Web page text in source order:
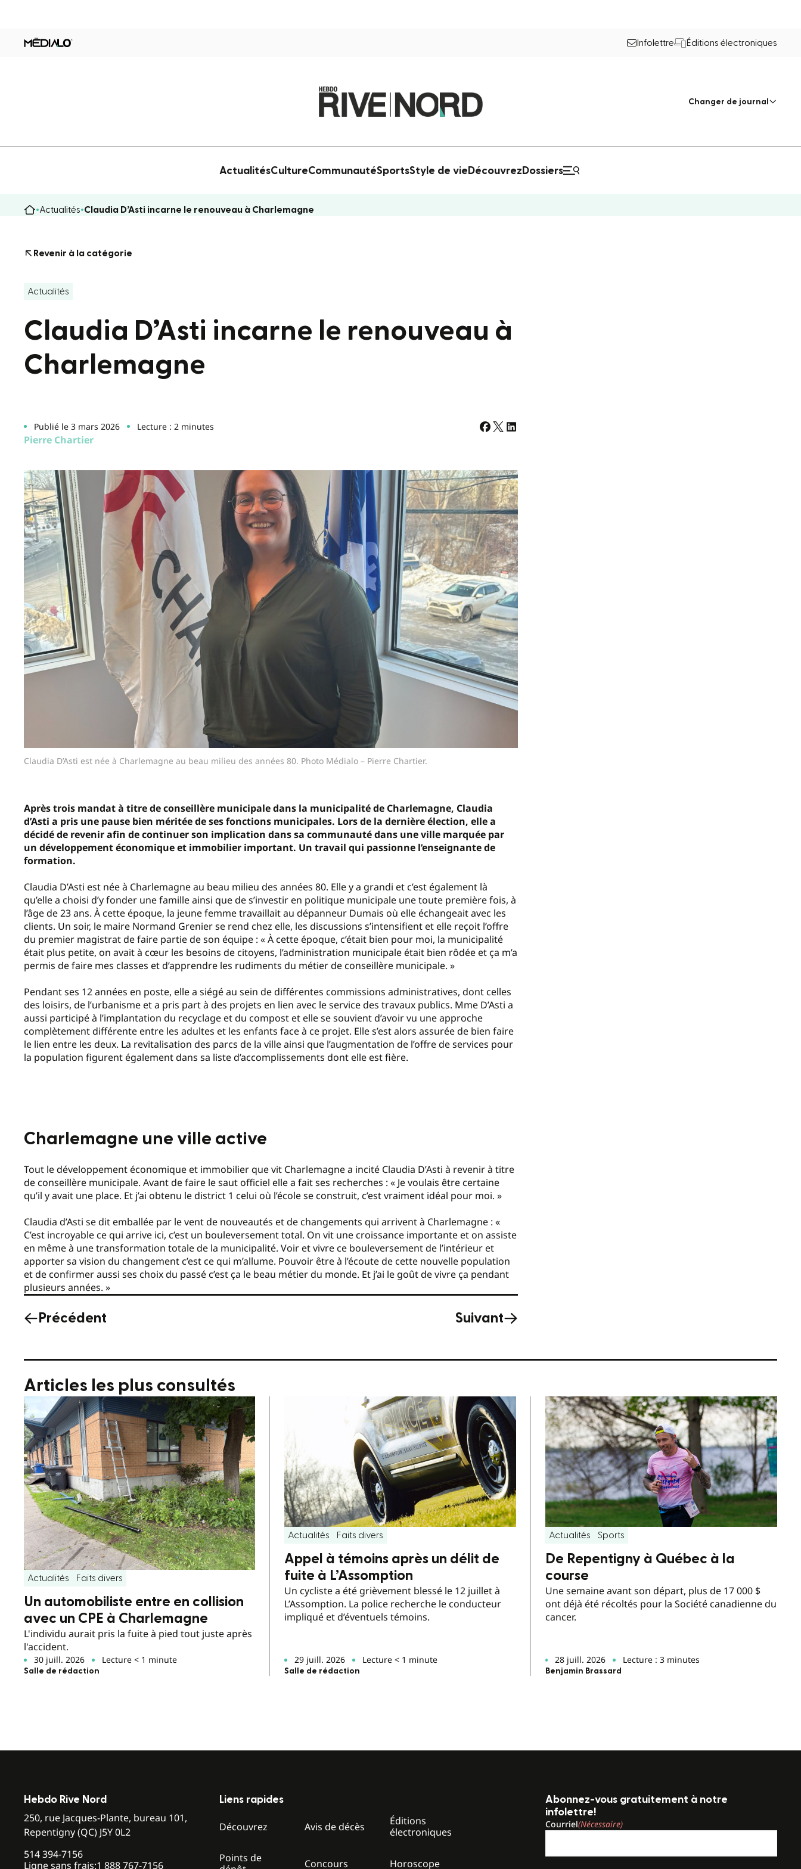
Infolettre Éditions électroniques
Changer de journal
ActualitésCultureCommunautéSportsStyle de vie Découvrez Dossiers
Actualités Claudia D’Asti incarne le renouveau à Charlemagne
Revenir à la catégorie
Actualités
Claudia D’Asti incarne le renouveau à
Charlemagne
Publié le 3 mars 2026 Lecture : 2 minutes
Pierre Chartier
Claudia D’Asti est née à Charlemagne au beau milieu des années 80. Photo Médialo – Pierre Chartier.
Après trois mandat à titre de conseillère municipale dans la municipalité de Charlemagne, Claudia
d’Asti a pris une pause bien méritée de ses fonctions municipales. Lors de la dernière élection, elle a
décidé de revenir afin de continuer son implication dans sa communauté dans une ville marquée par
un développement économique et immobilier important. Un travail qui passionne l’enseignante de
formation.
Claudia D’Asti est née à Charlemagne au beau milieu des années 80. Elle y a grandi et c’est également là
qu’elle a choisi d’y fonder une famille ainsi que de s’investir en politique municipale une toute première fois, à
l’âge de 23 ans. À cette époque, la jeune femme travaillait au dépanneur Dumais où elle échangeait avec les
clients. Un soir, le maire Normand Grenier se rend chez elle, les discussions s’intensifient et elle reçoit l’offre
du premier magistrat de faire partie de son équipe : « À cette époque, c’était bien pour moi, la municipalité
était plus petite, on avait à cœur les besoins de citoyens, l’administration municipale était bien rôdée et ça m’a
permis de faire mes classes et d’apprendre les rudiments du métier de conseillère municipale. »
Pendant ses 12 années en poste, elle a siégé au sein de différentes commissions administratives, dont celles
des loisirs, de l’urbanisme et a pris part à des projets en lien avec le service des travaux publics. Mme D’Asti a
aussi participé à l’implantation du recyclage et du compost et elle se souvient d’avoir vu une approche
complètement différente entre les adultes et les enfants face à ce projet. Elle s’est alors assurée de bien faire
le lien entre les deux. La revitalisation des parcs de la ville ainsi que l’augmentation de l’offre de services pour
la population figurent également dans sa liste d’accomplissements dont elle est fière.
Charlemagne une ville active
Tout le développement économique et immobilier que vit Charlemagne a incité Claudia D’Asti à revenir à titre
de conseillère municipale. Avant de faire le saut officiel elle a fait ses recherches : « Je voulais être certaine
qu’il y avait une place. Et j’ai obtenu le district 1 celui où l’école se construit, c’est vraiment idéal pour moi. »
Claudia d’Asti se dit emballée par le vent de nouveautés et de changements qui arrivent à Charlemagne : «
C’est incroyable ce qui arrive ici, c’est un bouleversement total. On vit une croissance importante et on assiste
en même à une transformation totale de la municipalité. Voir et vivre ce bouleversement de l’intérieur et
apporter sa vision du changement c’est ce qui m’allume. Pouvoir être à l’écoute de cette nouvelle population
et de confirmer aussi ses choix du passé c’est ça le beau métier du monde. Et j’ai le goût de vivre ça pendant
plusieurs années. »
Précédent Suivant
Articles les plus consultés
Actualités Faits divers
Un automobiliste entre en collision
avec un CPE à Charlemagne
L'individu aurait pris la fuite à pied tout juste après
l'accident.
30 juill. 2026 Lecture < 1 minute
Salle de rédaction
Actualités Faits divers
Appel à témoins après un délit de
fuite à L’Assomption
Un cycliste a été grièvement blessé le 12 juillet à
L’Assomption. La police recherche le conducteur
impliqué et d’éventuels témoins.
29 juill. 2026 Lecture < 1 minute
Salle de rédaction
Actualités Sports
De Repentigny à Québec à la
course
Une semaine avant son départ, plus de 17 000 $
ont déjà été récoltés pour la Société canadienne du
cancer.
28 juill. 2026 Lecture : 3 minutes
Benjamin Brassard
Hebdo Rive Nord
250, rue Jacques-Plante, bureau 101,
Repentigny (QC) J5Y 0L2
514 394-7156
Ligne sans frais:1 888 767-7156
Liens rapides
Découvrez Avis de décès
Éditions
électroniques
Points de
Concours Horoscope
Abonnez-vous gratuitement à notre
infolettre!
Courriel(Nécessaire)